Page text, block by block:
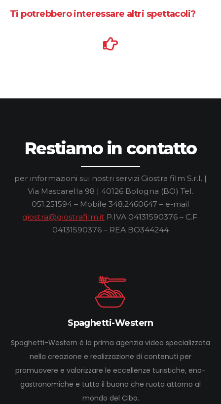
Ti potrebbero interessare altri spettacoli?
Restiamo in contatto
per informazioni sui nostri servizi Giostra film S.r.l. |
Via Mascarella 98 | 40126 Bologna (BO) Tel.
051.251594 – Mobile 348.2460647 – e-mail
giostra@giostrafilm.it P.IVA 04131590376 – C.F.
04131590376 – REA BO344244
Spaghetti-Western
Spaghetti-Western è la prima agenzia video specializzata
nella creazione e realizzazione di contenuti per
promuovere e valorizzare le eccellenze turistiche, eno-
gastronomiche e tutto il buono che ruota attorno al
mondo del Cibo.